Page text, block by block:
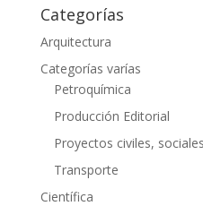
Categorías
Arquitectura
Categorías varías
Petroquímica
Producción Editorial
Proyectos civiles,
Transporte
Científica